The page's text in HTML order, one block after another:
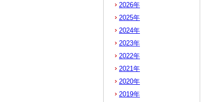
2026年
2025年
2024年
2023年
2022年
2021年
2020年
2019年